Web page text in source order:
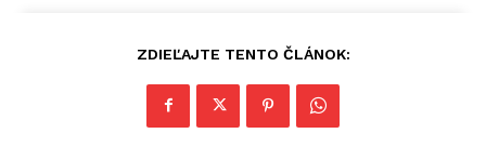
ZDIEĽAJTE TENTO ČLÁNOK: